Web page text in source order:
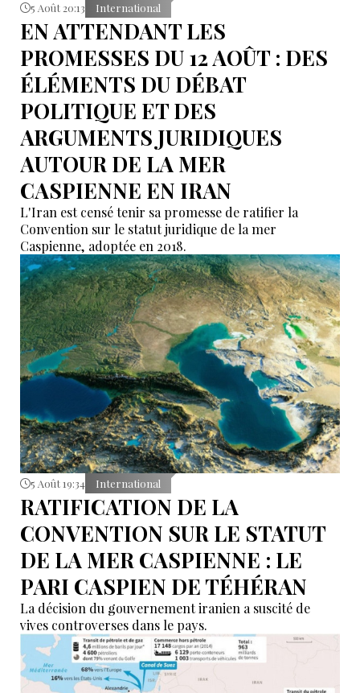
5 Août 20:13 International
EN ATTENDANT LES
PROMESSES DU 12 AOÛT : DES
ÉLÉMENTS DU DÉBAT
POLITIQUE ET DES
ARGUMENTS JURIDIQUES
AUTOUR DE LA MER
CASPIENNE EN IRAN
L'Iran est censé tenir sa promesse de ratifier la
Convention sur le statut juridique de la mer
Caspienne, adoptée en 2018.
5 Août 19:34 International
RATIFICATION DE LA
CONVENTION SUR LE STATUT
DE LA MER CASPIENNE : LE
PARI CASPIEN DE TÉHÉRAN
La décision du gouvernement iranien a suscité de
vives controverses dans le pays.